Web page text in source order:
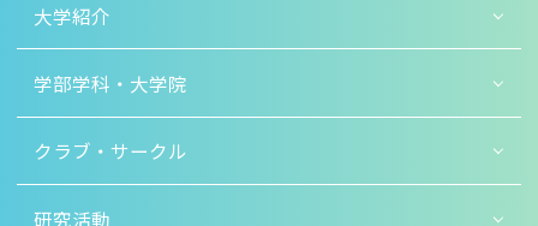
大学紹介
学部学科・大学院
クラブ・サークル
研究活動